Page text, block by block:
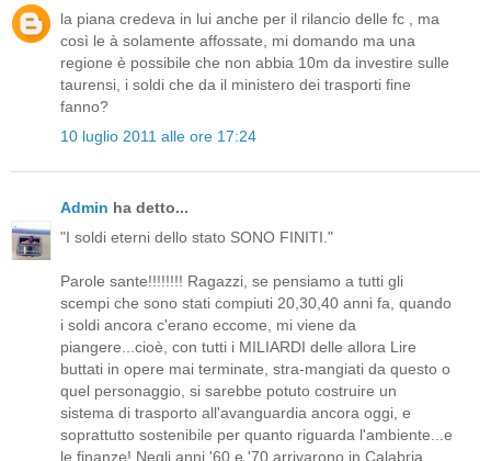
la piana credeva in lui anche per il rilancio delle fc , ma
così le à solamente affossate, mi domando ma una
regione è possibile che non abbia 10m da investire sulle
taurensi, i soldi che da il ministero dei trasporti fine
fanno?
10 luglio 2011 alle ore 17:24
Admin ha detto...
"I soldi eterni dello stato SONO FINITI."
Parole sante!!!!!!!! Ragazzi, se pensiamo a tutti gli
scempi che sono stati compiuti 20,30,40 anni fa, quando
i soldi ancora c'erano eccome, mi viene da
piangere...cioè, con tutti i MILIARDI delle allora Lire
buttati in opere mai terminate, stra-mangiati da questo o
quel personaggio, si sarebbe potuto costruire un
sistema di trasporto all'avanguardia ancora oggi, e
soprattutto sostenibile per quanto riguarda l'ambiente...e
le finanze! Negli anni '60 e '70 arrivarono in Calabria